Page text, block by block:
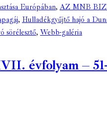
Európában, AZ MNB
, Hulladékgyűjtő hajó a
sörélesztő, Webb-galéria
évfolyam –